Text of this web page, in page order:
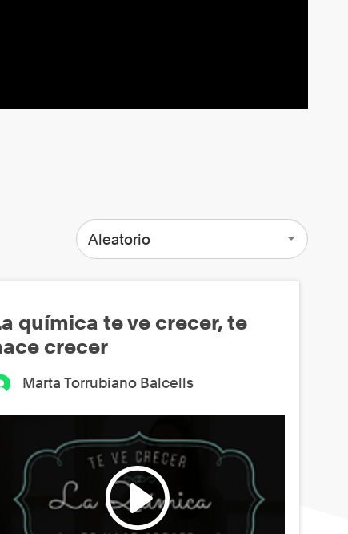
Aleatorio
química te ve crecer, te
crecer
Marta Torrubiano Balcells